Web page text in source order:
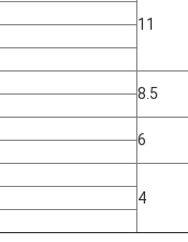
11
8.5
6
4